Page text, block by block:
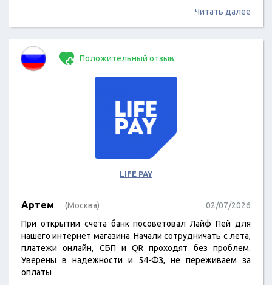
Читать далее
Положительный отзыв
LIFE PAY
Артем (Москва)
02/07/2026
При открытии счета банк посоветовал Лайф Пей для
нашего интернет магазина. Начали сотрудничать с лета,
платежи онлайн, СБП и QR проходят без проблем.
Уверены в надежности и 54-ФЗ, не переживаем за
оплаты